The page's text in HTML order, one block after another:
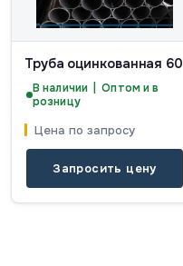
Труба оцинкованная 60
В наличии | Оптом и в
розницу
Цена по запросу
Запросить цену